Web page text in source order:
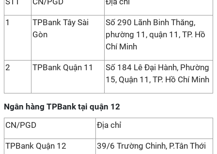
1
TPBank Tây Sài
Gòn
Số 290 Lãnh Binh Thăng,
phường 11, quận 11, TP. Hồ
Chí Minh
2 TPBank Quận 11
Số 184 Lê Đại Hành, Phường
15, Quận 11, TP. Hồ Chí Minh
Ngân hàng TPBank tại quận 12
CN/PGD
Địa chỉ
TPBank Quận 12
39/6 Trường Chinh, P.Tân Thới